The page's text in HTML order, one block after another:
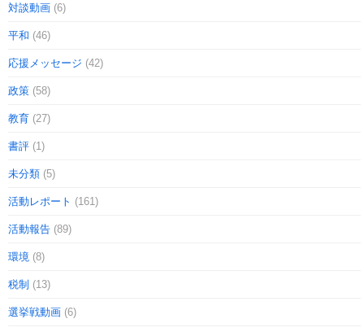
対談動画 (6)
平和 (46)
応援メッセージ (42)
政策 (58)
教育 (27)
書評 (1)
未分類 (5)
活動レポート (161)
活動報告 (89)
環境 (8)
税制 (13)
選挙戦動画 (6)